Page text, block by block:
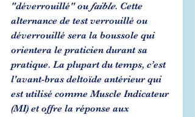
"déverrouillé" ou faible. Cette
alternance de test verrouillé ou
déverrouillé sera la boussole qui
orientera le praticien durant sa
pratique. La plupart du temps, c’est
l'avant-bras deltoïde antérieur qui
est utilisé comme Muscle Indicateur
(MI) et offre la réponse aux